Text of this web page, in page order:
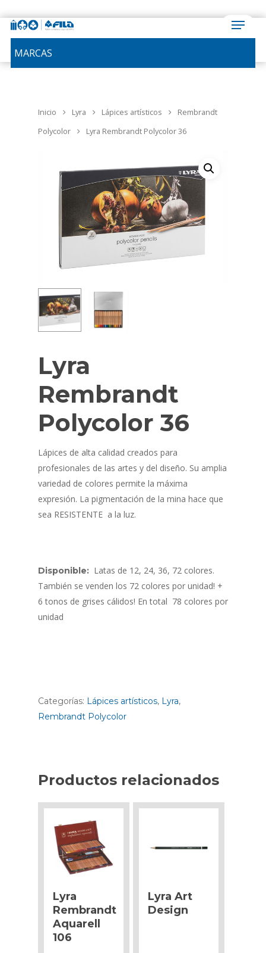
MARCAS
Inicio Lyra Lápices artísticos
Rembrandt
Polycolor
Lyra Rembrandt Polycolor 36
Lyra
Rembrandt
Polycolor 36
Lápices de alta calidad creados para
profesionales de las artes y del diseño. Su amplia
variedad de colores permite la máxima
expresión. La pigmentación de la mina hace que
sea RESISTENTE a la luz.
Disponible: Latas de 12, 24, 36, 72 colores.
También se venden los 72 colores por unidad! +
6 tonos de grises cálidos! En total 78 colores por
unidad
Categorías: Lápices artísticos, Lyra,
Rembrandt Polycolor
Productos relacionados
Lyra
Rembrandt
Aquarell
106
Lyra Art
Design